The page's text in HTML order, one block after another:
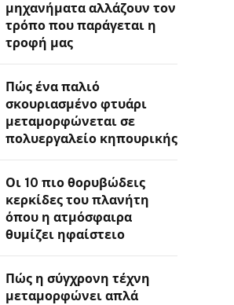
μηχανήματα αλλάζουν τον
τρόπο που παράγεται η
τροφή μας
Πώς ένα παλιό
σκουριασμένο φτυάρι
μεταμορφώνεται σε
πολυεργαλείο κηπουρικής
Οι 10 πιο θορυβώδεις
κερκίδες του πλανήτη
όπου η ατμόσφαιρα
θυμίζει ηφαίστειο
Πώς η σύγχρονη τέχνη
μεταμορφώνει απλά